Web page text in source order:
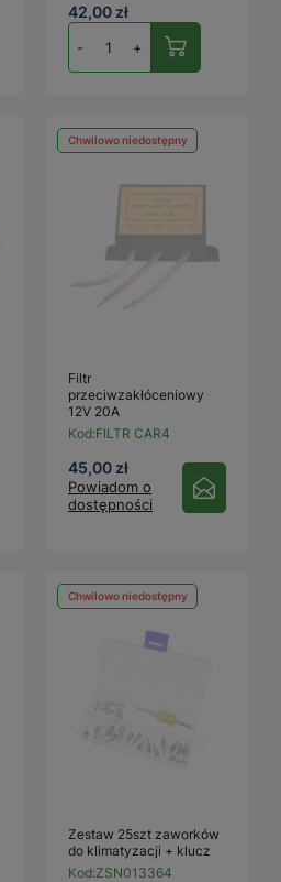
42,00 zł
- +
Chwilowo niedostępny
Filtr
przeciwzakłóceniowy
12V 20A
Kod:FILTR CAR4
45,00 zł
Powiadom o
dostępności
Chwilowo niedostępny
Zestaw 25szt zaworków
do klimatyzacji + klucz
Kod:ZSN013364